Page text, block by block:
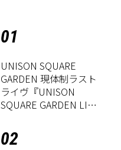
01
UNISON SQUARE
GARDEN 現体制ラスト
ライヴ『UNISON
SQUARE GARDEN LIVE
Period」』レポート
02